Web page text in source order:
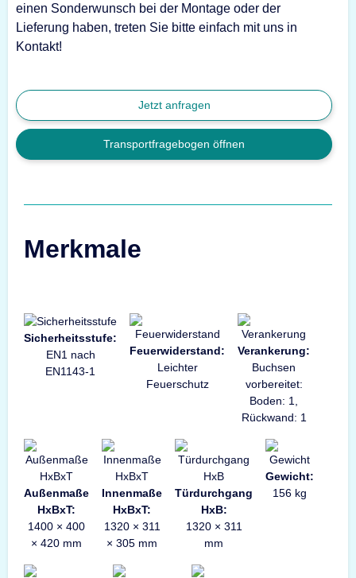
einen Sonderwunsch bei der Montage oder der
Lieferung haben, treten Sie bitte einfach mit uns in
Kontakt!
Jetzt anfragen
Transportfragebogen öffnen
Merkmale
Sicherheitsstufe:
EN1 nach
EN1143-1
Feuerwiderstand:
Leichter
Feuerschutz
Verankerung:
Buchsen
vorbereitet:
Boden: 1,
Rückwand: 1
Außenmaße
HxBxT:
1400 × 400
× 420 mm
Innenmaße
HxBxT:
1320 × 311
× 305 mm
Türdurchgang
HxB:
1320 × 311
mm
Gewicht:
156 kg